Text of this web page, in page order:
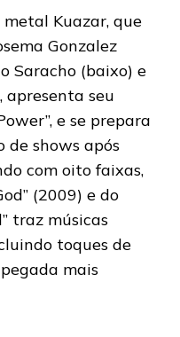
Kuazar, que
Gonzalez
Saracho (baixo) e
seu
e se prepara
de shows após
com oito faixas,
(2009) e do
traz músicas
toques de
mais